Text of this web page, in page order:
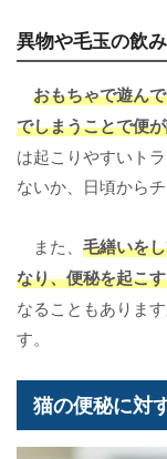
異物や毛玉の飲
おもちゃで遊ん
でしまうことで便
は起こりやすいト
ないか、日頃から
また、 毛繕いを
なり、便秘を起こ
なることもありま
す。
猫の便秘に対